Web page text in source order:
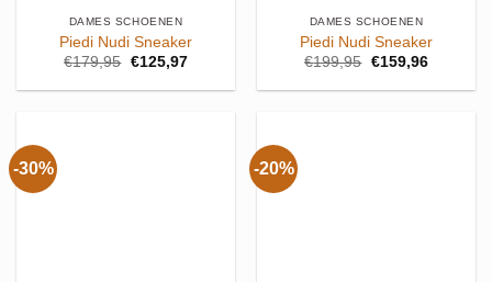
DAMES SCHOENEN
Piedi Nudi Sneaker
€179,95 Oorspronkelijke
was:
€125,97Huidige
is:
DAMES SCHOENEN
Piedi Nudi Sneaker
€199,95 Oorspronkelijke
was:
€159,96Huidige
is:
-30% -20%